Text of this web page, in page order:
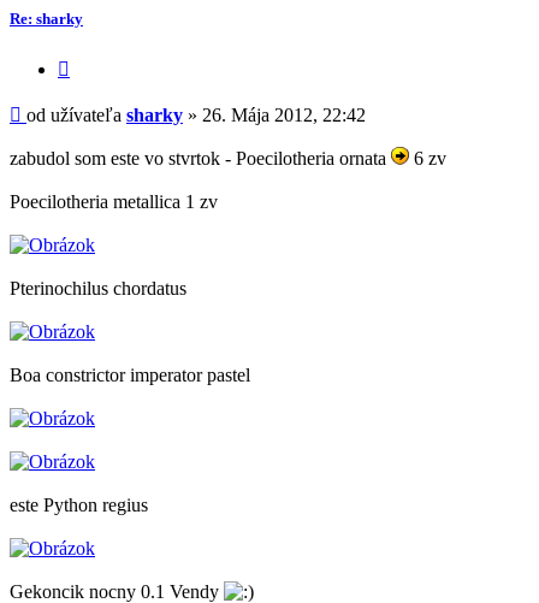
Re: sharky
Príspevok
od užívateľa sharky » 26. Mája 2012, 22:42
zabudol som este vo stvrtok - Poecilotheria ornata 6 zv
Poecilotheria metallica 1 zv
Pterinochilus chordatus
Boa constrictor imperator pastel
este Python regius
Gekoncik nocny 0.1 Vendy